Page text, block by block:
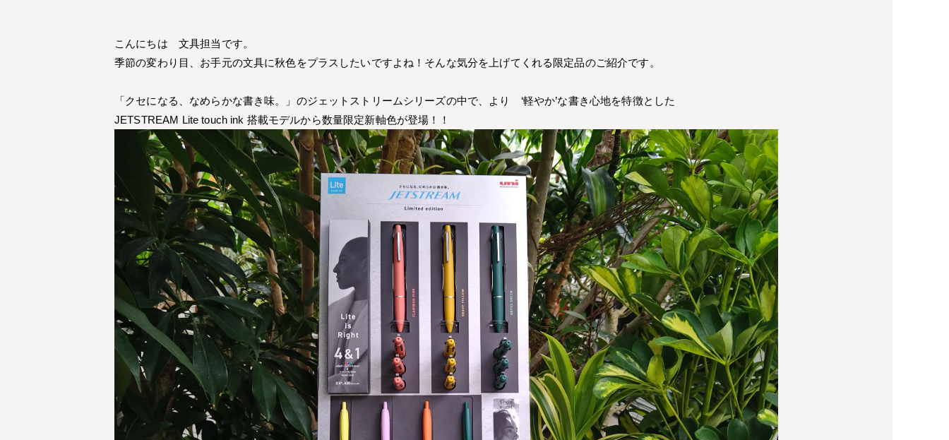
こんにちは 文具担当です。
季節の変わり目、お手元の文具に秋色をプラスしたいですよね！そんな気分を上げてくれる限定品のご紹介です。
「クセになる、なめらかな書き味。」のジェットストリームシリーズの中で、より ‘軽やか’な書き心地を特徴とした
JETSTREAM Lite touch ink 搭載モデルから数量限定新軸色が登場！！